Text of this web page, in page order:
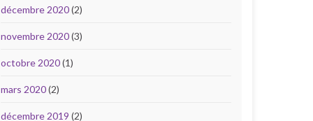
décembre 2020(2)
novembre 2020(3)
octobre 2020(1)
mars 2020(2)
décembre 2019 (2)